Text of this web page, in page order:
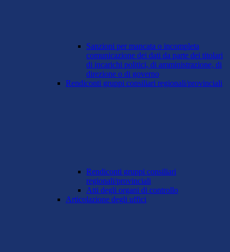
Sanzioni per mancata o incompleta
comunicazione dei dati da parte dei titolari
di incarichi politici, di amministrazione, di
direzione o di governo
Rendiconti gruppi consiliari regionali/provinciali
Rendiconti gruppi consiliari
regionali/provinciali
Atti degli organi di controllo
Articolazione degli uffici